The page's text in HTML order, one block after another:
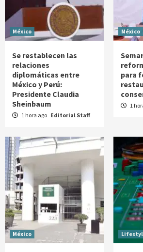
México
Se restablecen las
relaciones
diplomáticas entre
México y Perú:
Presidente Claudia
Sheinbaum
1 hora ago Editorial Staff
México
para
1
México